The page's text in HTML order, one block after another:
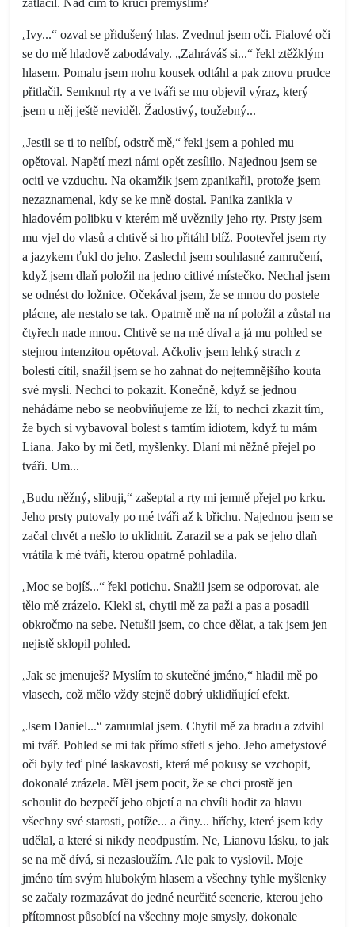
„Ivy...“ ozval se přidušený hlas. Zvednul jsem oči. Fialové oči
se do mě hladově zabodávaly. „Zahráváš si...“ řekl ztěžklým
hlasem. Pomalu jsem nohu kousek odtáhl a pak znovu prudce
přitlačil. Semknul rty a ve tváři se mu objevil výraz, který
jsem u něj ještě neviděl. Žadostivý, toužebný...
„Jestli se ti to nelíbí, odstrč mě,“ řekl jsem a pohled mu
opětoval. Napětí mezi námi opět zesílilo. Najednou jsem se
ocitl ve vzduchu. Na okamžik jsem zpanikařil, protože jsem
nezaznamenal, kdy se ke mně dostal. Panika zanikla v
hladovém polibku v kterém mě uvěznily jeho rty. Prsty jsem
mu vjel do vlasů a chtivě si ho přitáhl blíž. Pootevřel jsem rty
a jazykem ťukl do jeho. Zaslechl jsem souhlasné zamručení,
když jsem dlaň položil na jedno citlivé místečko. Nechal jsem
se odnést do ložnice. Očekával jsem, že se mnou do postele
plácne, ale nestalo se tak. Opatrně mě na ní položil a zůstal na
čtyřech nade mnou. Chtivě se na mě díval a já mu pohled se
stejnou intenzitou opětoval. Ačkoliv jsem lehký strach z
bolesti cítil, snažil jsem se ho zahnat do nejtemnějšího kouta
své mysli. Nechci to pokazit. Konečně, když se jednou
nehádáme nebo se neobviňujeme ze lží, to nechci zkazit tím,
že bych si vybavoval bolest s tamtím idiotem, když tu mám
Liana. Jako by mi četl, myšlenky. Dlaní mi něžně přejel po
tváři. Um...
„Budu něžný, slibuji,“ zašeptal a rty mi jemně přejel po krku.
Jeho prsty putovaly po mé tváři až k břichu. Najednou jsem se
začal chvět a nešlo to uklidnit. Zarazil se a pak se jeho dlaň
vrátila k mé tváři, kterou opatrně pohladila.
„Moc se bojíš...“ řekl potichu. Snažil jsem se odporovat, ale
tělo mě zrázelo. Klekl si, chytil mě za paži a pas a posadil
obkročmo na sebe. Netušil jsem, co chce dělat, a tak jsem jen
nejistě sklopil pohled.
„Jak se jmenuješ? Myslím to skutečné jméno,“ hladil mě po
vlasech, což mělo vždy stejně dobrý uklidňující efekt.
„Jsem Daniel...“ zamumlal jsem. Chytil mě za bradu a zdvihl
mi tvář. Pohled se mi tak přímo střetl s jeho. Jeho ametystové
oči byly teď plné laskavosti, která mé pokusy se vzchopit,
dokonalé zrázela. Měl jsem pocit, že se chci prostě jen
schoulit do bezpečí jeho objetí a na chvíli hodit za hlavu
všechny své starosti, potíže... a činy... hříchy, které jsem kdy
udělal, a které si nikdy neodpustím. Ne, Lianovu lásku, to jak
se na mě dívá, si nezasloužím. Ale pak to vyslovil. Moje
jméno tím svým hlubokým hlasem a všechny tyhle myšlenky
se začaly rozmazávat do jedné neurčité scenerie, kterou jeho
přítomnost působící na všechny moje smysly, dokonale